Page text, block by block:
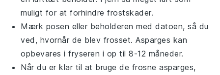
muligt for at forhindre frostskader.
Mærk posen eller beholderen med datoen, så du
ved, hvornår de blev frosset.Asparges kan
opbevares i fryseren i op til 8-12 måneder.
Når du er klar til at bruge de frosneasparges,